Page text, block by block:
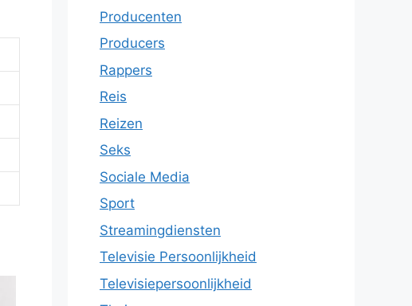
Producenten
Producers
Rappers
Reis
Reizen
Seks
Sociale Media
Sport
Streamingdiensten
Televisie Persoonlijkheid
Televisiepersoonlijkheid